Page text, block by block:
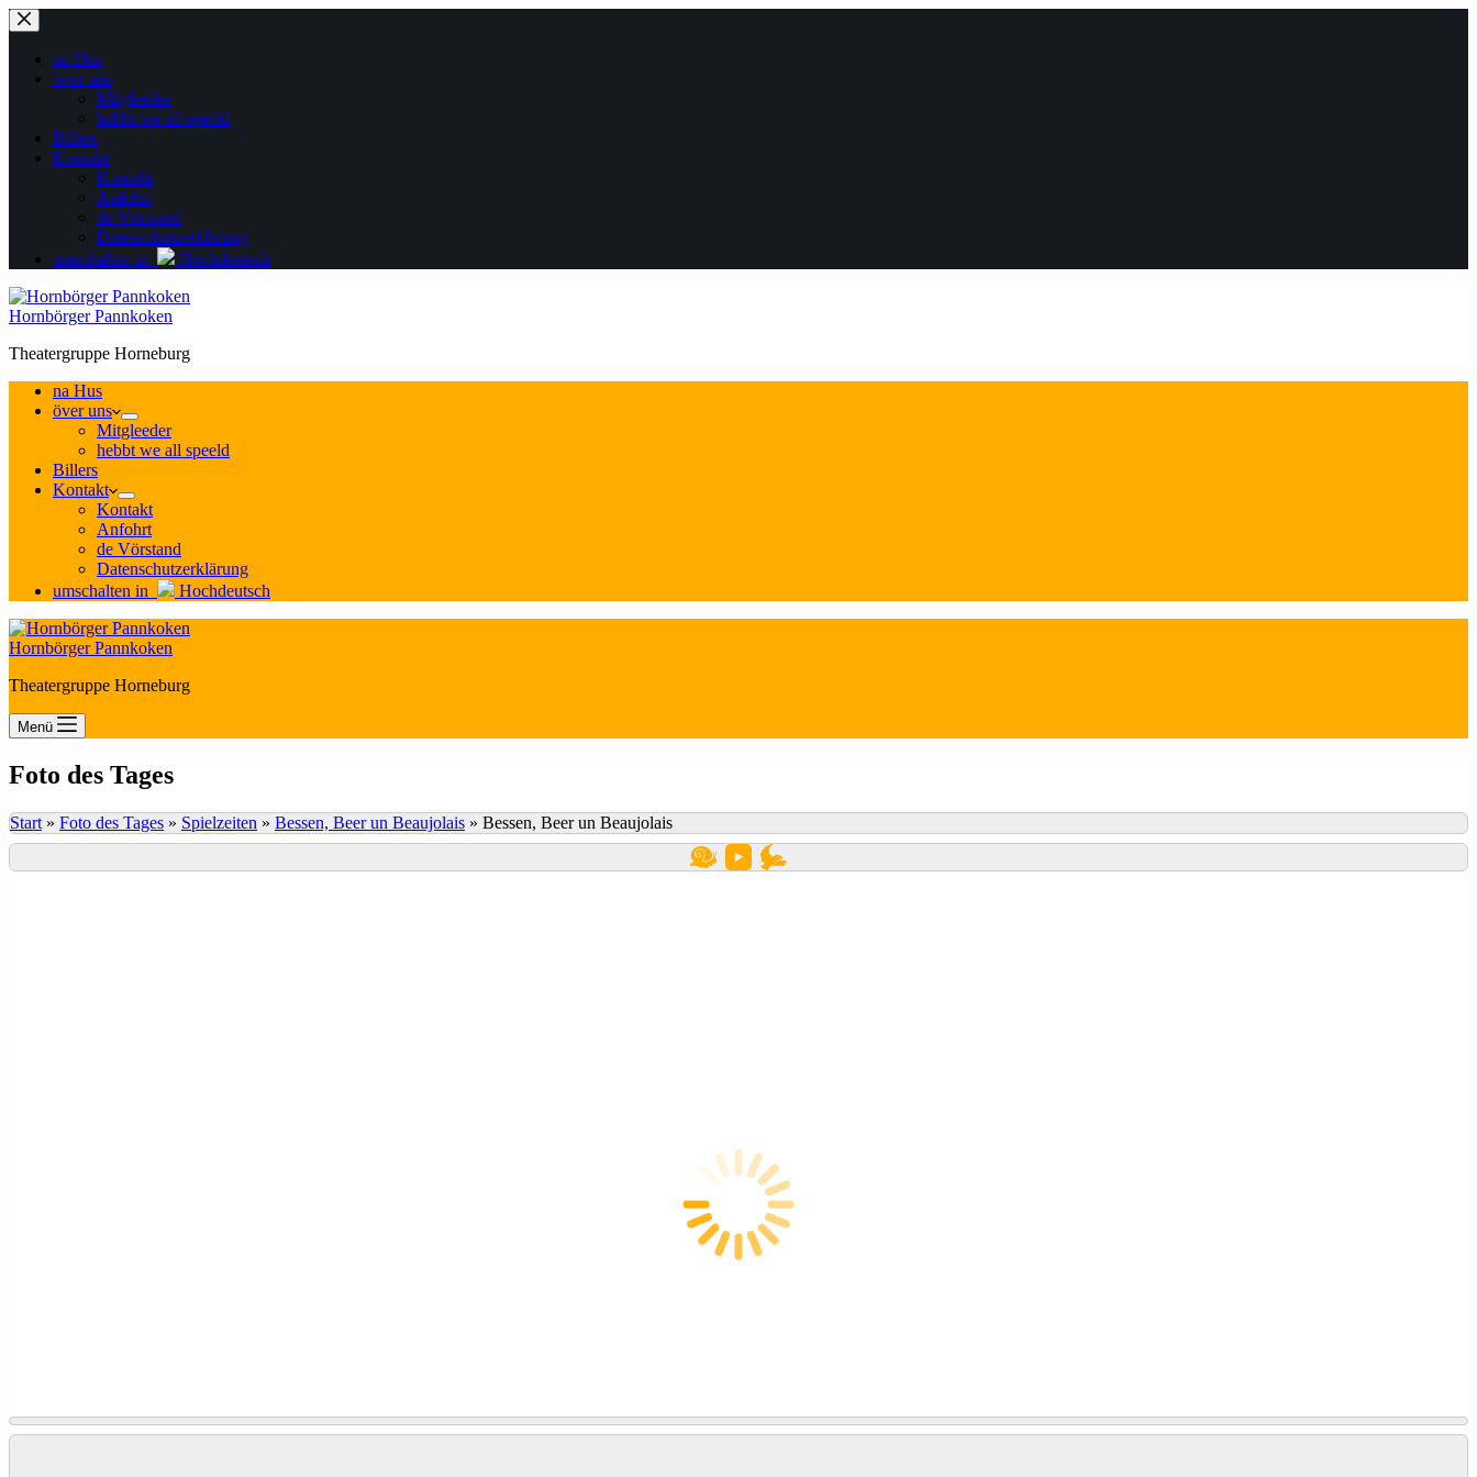
Zum
Inhalt
springenna Hus
över uns
Mitgleeder
hebbt we all speeld
Billers
Kontakt
Kontakt
Anfohrt
de Vörstand
Datenschutzerklärung
umschalten in
Hochdeutsch
Hornbörger Pannkoken
Theatergruppe Horneburg
na Hus
över uns
Mitgleeder
hebbt we all speeld
Billers
Kontakt
Kontakt
Anfohrt
de Vörstand
Datenschutzerklärung
umschalten in
Hochdeutsch
Hornbörger Pannkoken
Theatergruppe Horneburg
Menü
Foto des Tages
Start » Foto des Tages » Spielzeiten » Bessen, Beer un Beaujolais » Bessen, Beer un Beaujolais